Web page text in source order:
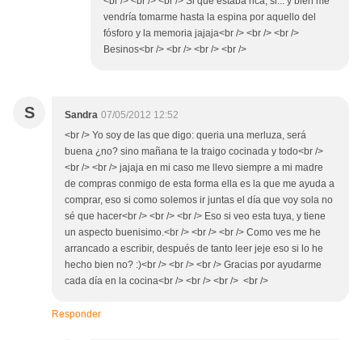
vendría tomarme hasta la espina por aquello del
fósforo y la memoria jajaja<br /> <br /> <br />
Besinos<br /> <br /> <br /> <br />
S Sandra 07/05/2012 12:52
<br /> Yo soy de las que digo: queria una merluza, será
buena ¿no? sino mañana te la traigo cocinada y todo<br />
<br /> <br /> jajaja en mi caso me llevo siempre a mi madre
de compras conmigo de esta forma ella es la que me ayuda a
comprar, eso si como solemos ir juntas el día que voy sola no
sé que hacer<br /> <br /> <br /> Eso si veo esta tuya, y tiene
un aspecto buenisimo.<br /> <br /> <br /> Como ves me he
arrancado a escribir, después de tanto leer jeje eso si lo he
hecho bien no? :)<br /> <br /> <br /> Gracias por ayudarme
cada día en la cocina<br /> <br /> <br /> <br />
Responder